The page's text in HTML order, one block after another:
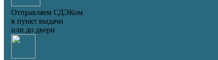
Отправляем СДЭКом
в пункт выдачи
или до двери